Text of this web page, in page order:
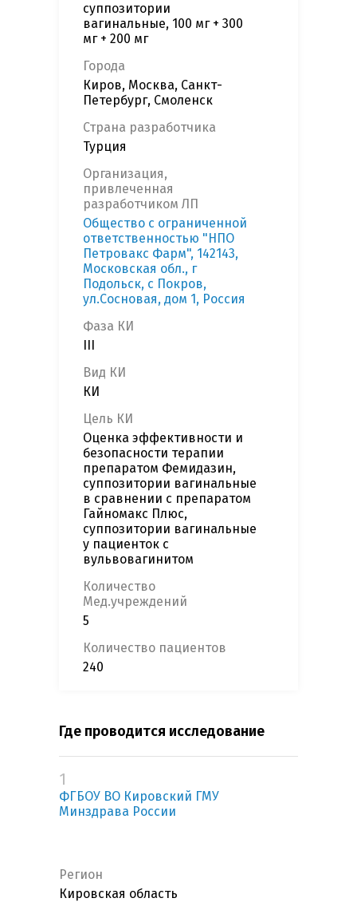
суппозитории
вагинальные, 100 мг + 300
мг + 200 мг
Города
Киров, Москва, Санкт-
Петербург, Смоленск
Страна разработчика
Турция
Организация,
привлеченная
разработчиком ЛП
Общество с ограниченной
ответственностью "НПО
Петровакс Фарм", 142143,
Московская обл., г
Подольск, с Покров,
ул.Сосновая, дом 1, Россия
Фаза КИ
Вид КИ
КИ
Цель КИ
Оценка эффективности и
безопасности терапии
препаратом Фемидазин,
суппозитории вагинальные
в сравнении с препаратом
Гайномакс Плюс,
суппозитории вагинальные
у пациенток с
вульвовагинитом
Количество
Мед.учреждений
5
Количество пациентов
240
Где проводится исследование
1
ФГБОУ ВО Кировский ГМУ
Минздрава России
Регион
Кировская область